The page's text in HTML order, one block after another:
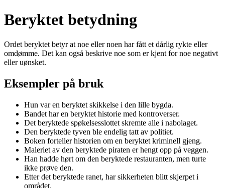
Beryktet betydning
Ordet beryktet betyr at noe eller noen har fått et dårlig rykte eller
omdømme. Det kan også beskrive noe som er kjent for noe negativt
eller uønsket.
Eksempler på bruk
Hun var en beryktet skikkelse i den lille bygda.
Bandet har en beryktet historie med kontroverser.
Det beryktede spøkelsesslottet skremte alle i nabolaget.
Den beryktede tyven ble endelig tatt av politiet.
Boken forteller historien om en beryktet kriminell gjeng.
Maleriet av den beryktede piraten er hengt opp på veggen.
Han hadde hørt om den beryktede restauranten, men turte
ikke prøve den.
Etter det beryktede ranet, har sikkerheten blitt skjerpet i
området.